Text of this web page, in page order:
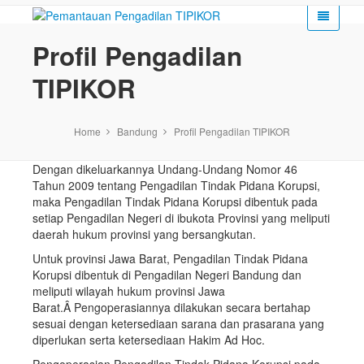
Profil Pengadilan
TIPIKOR
Home Bandung Profil Pengadilan TIPIKOR
Dengan dikeluarkannya Undang-Undang Nomor 46
Tahun 2009 tentang Pengadilan Tindak Pidana Korupsi,
maka Pengadilan Tindak Pidana Korupsi dibentuk pada
setiap Pengadilan Negeri di ibukota Provinsi yang meliputi
daerah hukum provinsi yang bersangkutan.
Untuk provinsi Jawa Barat, Pengadilan Tindak Pidana
Korupsi dibentuk di Pengadilan Negeri Bandung dan
meliputi wilayah hukum provinsi Jawa
Barat.Â Pengoperasiannya dilakukan secara bertahap
sesuai dengan ketersediaan sarana dan prasarana yang
diperlukan serta ketersediaan Hakim Ad Hoc.